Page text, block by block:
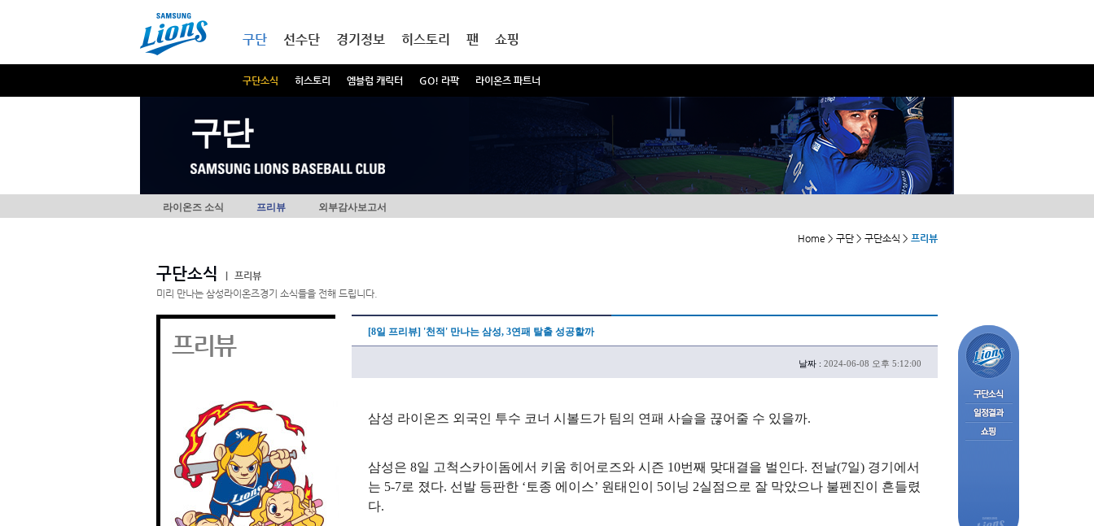
구단
구단소식 히스토리 엠블럼 캐릭터 GO! 라팍 라이온즈 파트너
선수단 경기정보 히스토리 팬 쇼핑
구단
라이온즈 소식 프리뷰 외부감사보고서
Home > 구단 > 구단소식 > 프리뷰
구단소식
프리뷰
미리 만나는 삼성라이온즈경기 소식들을 전해 드립니다.
프리뷰 [8일 프리뷰] '천적' 만나는 삼성, 3연패 탈출 성공할까
날짜 : 2024-06-08 오후 5:12:00
삼성 라이온즈 외국인 투수 코너 시볼드가 팀의 연패 사슬을 끊어줄 수 있을까.
삼성은 8일 고척스카이돔에서 키움 히어로즈와 시즌 10번째 맞대결을 벌인다. 전날(7일) 경기에서
는 5-7로 졌다. 선발 등판한 ‘토종 에이스’ 원태인이 5이닝 2실점으로 잘 막았으나 불펜진이 흔들렸
다.